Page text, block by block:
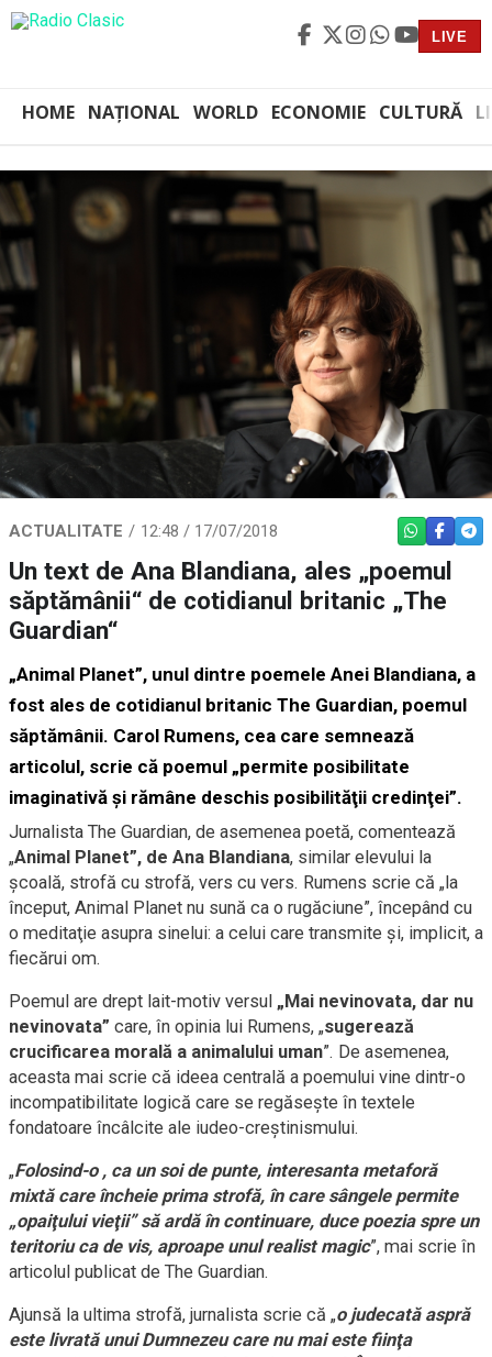
LIVE
HOME NAȚIONAL WORLD ECONOMIE CULTURĂ
ACTUALITATE 12:48 / 17/07/2018 WHATSAPP
Un text de Ana Blandiana, ales „poemul
săptămânii“ de cotidianul britanic „The
Guardian“
„Animal Planet”, unul dintre poemele Anei Blandiana, a
fost ales de cotidianul britanic The Guardian, poemul
săptămânii. Carol Rumens, cea care semnează
articolul, scrie că poemul „permite posibilitate
imaginativă şi rămâne deschis posibilităţii credinţei”.
Jurnalista The Guardian, de asemenea poetă, comentează
„Animal Planet”, de Ana Blandiana, similar elevului la
şcoală, strofă cu strofă, vers cu vers. Rumens scrie că „la
început, Animal Planet nu sună ca o rugăciune”, începând cu
o meditaţie asupra sinelui: a celui care transmite şi, implicit, a
fiecărui om.
Poemul are drept lait-motiv versul „Mai nevinovata, dar nu
nevinovata” care, în opinia lui Rumens, „sugerează
crucificarea morală a animalului uman”. De asemenea,
aceasta mai scrie că ideea centrală a poemului vine dintr-o
incompatibilitate logică care se regăseşte în textele
fondatoare încâlcite ale iudeo-creştinismului.
„Folosind-o , ca un soi de punte, interesanta metaforă
mixtă care încheie prima strofă, în care sângele permite
„opaiţului vieţii” să ardă în continuare, duce poezia spre un
teritoriu ca de vis, aproape unul realist magic”, mai scrie în
articolul publicat de The Guardian.
Ajunsă la ultima strofă, jurnalista scrie că „o judecată aspră
este livrată unui Dumnezeu care nu mai este fiinţa